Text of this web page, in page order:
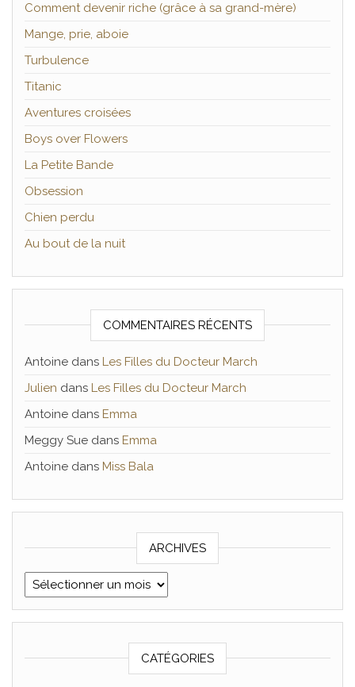
Comment devenir riche (grâce à sa grand-mère)
Mange, prie, aboie
Turbulence
Titanic
Aventures croisées
Boys over Flowers
La Petite Bande
Obsession
Chien perdu
Au bout de la nuit
COMMENTAIRES RÉCENTS
Antoine dans Les Filles du Docteur March
Julien dans Les Filles du Docteur March
Antoine dans Emma
Meggy Sue dans Emma
Antoine dans Miss Bala
ARCHIVES
Archives
CATÉGORIES